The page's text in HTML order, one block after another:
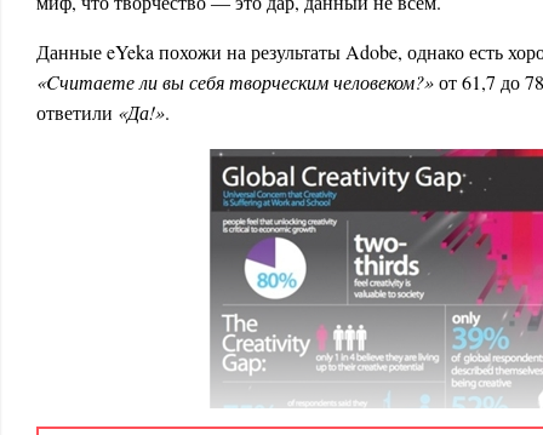
Данные eYeka похожи на результаты Adobe, однако есть
«Cчитаете ли вы себя творческим человеком?»от 61,7 до
ответили «Да!».